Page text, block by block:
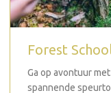
Forest
Ga op avontuur
spannende